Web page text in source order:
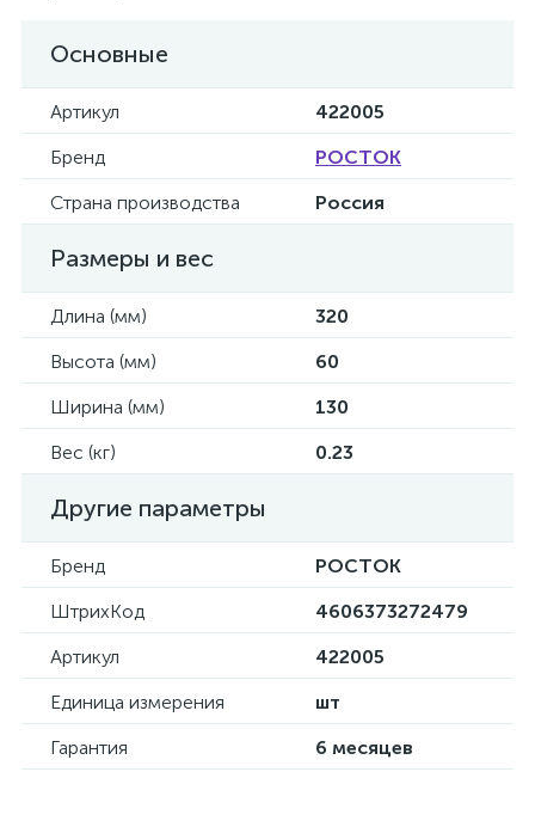
Основные
Артикул
422005
Бренд
РОСТОК
Страна производства
Россия
Размеры и вес
Длина (мм)
320
Высота (мм)
60
Ширина (мм)
130
Вес (кг)
0.23
Другие параметры
Бренд
РОСТОК
ШтрихКод
4606373272479
Артикул
422005
Единица измерения
шт
Гарантия
6 месяцев